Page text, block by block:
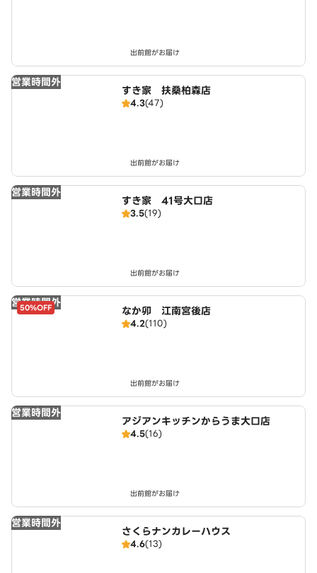
出前館がお届け
営業時間外
すき家 扶桑柏森店
4.3(47)
出前館がお届け
営業時間外
すき家 41号大口店
3.5(19)
出前館がお届け
営業時間外
50%OFF なか卯 江南宮後店
4.2(110)
出前館がお届け
営業時間外
アジアンキッチンからうま大口店
4.5(16)
出前館がお届け
営業時間外
さくらナンカレーハウス
4.6(13)